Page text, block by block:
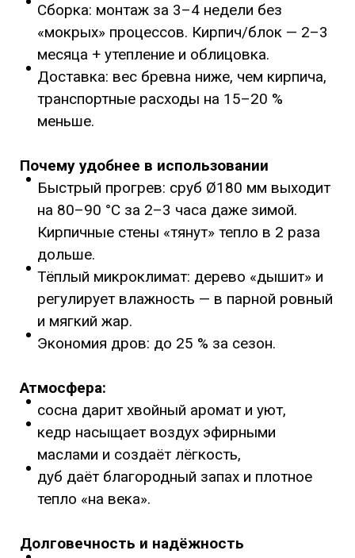
Сборка: монтаж за 3–4 недели без
«мокрых» процессов. Кирпич/блок — 2–3
месяца + утепление и облицовка.
Доставка: вес бревна ниже, чем кирпича,
транспортные расходы на 15–20 %
меньше.
Почему удобнее в использовании
Быстрый прогрев: сруб Ø180 мм выходит
на 80–90 °C за 2–3 часа даже зимой.
Кирпичные стены «тянут» тепло в 2 раза
дольше.
Тёплый микроклимат: дерево «дышит» и
регулирует влажность — в парной ровный
и мягкий жар.
Экономия дров: до 25 % за сезон.
Атмосфера:
сосна дарит хвойный аромат и уют,
кедр насыщает воздух эфирными
маслами и создаёт лёгкость,
дуб даёт благородный запах и плотное
тепло «на века».
Долговечность и надёжность